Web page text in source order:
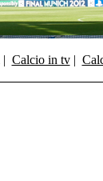
| Calcio in tv|